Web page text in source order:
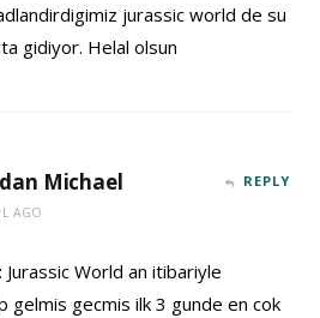
jurassic world de su
gidiyor. Helal olsun
Michael
AGO
REPLY
Jurassic World an itibariyle
gelmis gecmis ilk 3 gunde en cok